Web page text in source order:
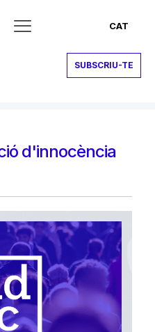
CAT
SUBSCRIU-TE
d'innocència